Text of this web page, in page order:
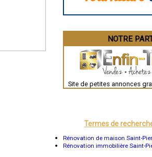
Guéret
Besançon
Évreux
Chartres
Nîmes
Auch
Dole
Mont-de-Marsan
NOTRE
Site de petites annonces
Termes de
Rénovation de maison Saint-
Rénovation immobilière Saint-